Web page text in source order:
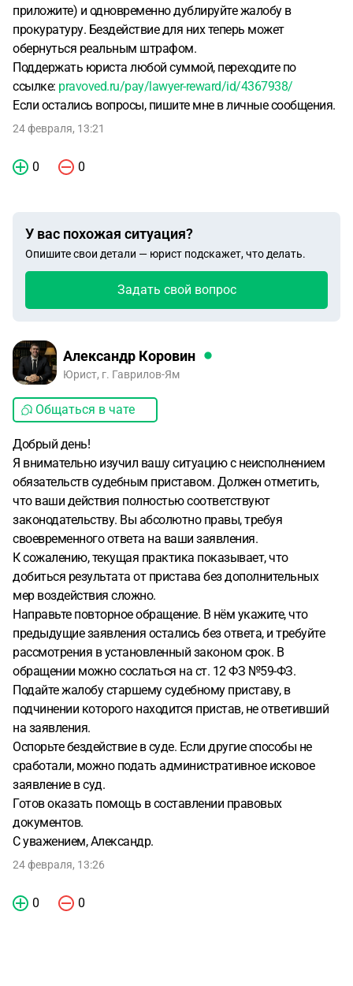
приложите) и одновременно дублируйте жалобу в
прокуратуру. Бездействие для них теперь может
обернуться реальным штрафом.
Поддержать юриста любой суммой, переходите по
ссылке: pravoved.ru/pay/lawyer-reward/id/4367938/
Если остались вопросы, пишите мне в личные сообщения.
24 февраля, 13:21
0 0
У вас похожая ситуация?
Опишите свои детали — юрист подскажет, что делать.
Задать свой вопрос
Александр Коровин
Юрист, г. Гаврилов-Ям
Общаться в чате
Добрый день!
Я внимательно изучил вашу ситуацию с неисполнением
обязательств судебным приставом. Должен отметить,
что ваши действия полностью соответствуют
законодательству. Вы абсолютно правы, требуя
своевременного ответа на ваши заявления.
К сожалению, текущая практика показывает, что
добиться результата от пристава без дополнительных
мер воздействия сложно.
Направьте повторное обращение. В нём укажите, что
предыдущие заявления остались без ответа, и требуйте
рассмотрения в установленный законом срок. В
обращении можно сослаться на ст. 12 ФЗ №59-ФЗ.
Подайте жалобу старшему судебному приставу, в
подчинении которого находится пристав, не ответивший
на заявления.
Оспорьте бездействие в суде. Если другие способы не
сработали, можно подать административное исковое
заявление в суд.
Готов оказать помощь в составлении правовых
документов.
С уважением, Александр.
24 февраля, 13:26
0 0